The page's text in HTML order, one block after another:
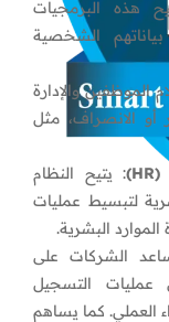
هذه البرمجيات
الشخصية
الموظفين والإدارة
الانصراف، مثل
(HR)
: يتيح النظام
لتبسيط عمليات
البشرية.
الشركات على
عمليات التسجيل
العملي. كما يساهم